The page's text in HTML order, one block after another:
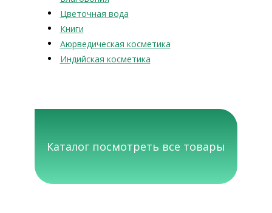
Цветочная вода
Книги
Аюрведическая косметика
Индийская косметика
Каталог посмотреть все товары